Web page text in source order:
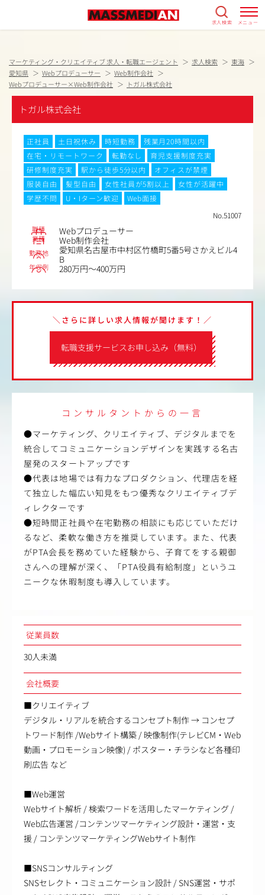
求人検索 メニュー
マーケティング・クリエイティブ 求人・転職エージェント 求人検索
東海
愛知県
Webプロデューサー
Web制作会社
Webプロデューサー×Web制作会社
トガル株式会社
トガル株式会社
正社員 土日祝休み 時短勤務
残業月20時間以内
在宅・リモートワーク
転勤なし
育児支援制度充実
研修制度充実
駅から徒歩5分以内
オフィスが禁煙
服装自由
髪型自由 女性社員が5割以上
女性が活躍中
学歴不問
U・Iターン歓迎
Web面接
No.51007
職種 Webプロデューサー
業種 Web制作会社
勤務地
愛知県名古屋市中村区竹橋町5番5号さかえビル4
B
年収例 280万円～400万円
転職支援サービスお申し込み（無料）
＼さらに詳しい求人情報が聞けます！／
コンサルタントからの一言
●マーケティング、クリエイティブ、デジタルまでを
統合してコミュニケーションデザインを実践する名古
屋発のスタートアップです
●代表は地場では有力なプロダクション、代理店を経
て独立した幅広い知見をもつ優秀なクリエイティブデ
ィレクターです
●短時間正社員や在宅勤務の相談にも応じていただけ
るなど、柔軟な働き方を推奨しています。また、代表
がPTA会長を務めていた経験から、子育てをする親御
さんへの理解が深く、「PTA役員有給制度」というユ
ニークな休暇制度も導入しています。
従業員数
30人未満
会社概要
■クリエイティブ
デジタル・リアルを統合するコンセプト制作 → コンセプ
トワード制作 /Webサイト構築 / 映像制作(テレビCM・Web
動画・プロモーション映像) / ポスター・チラシなど各種印
刷広告 など
■Web運営
Webサイト解析 / 検索ワードを活用したマーケティング /
Web広告運営 /コンテンツマーケティング設計・運営・支
援 / コンテンツマーケティングWebサイト制作
■SNSコンサルティング
SNSセレクト・コミュニケーション設計 / SNS運営・サポ